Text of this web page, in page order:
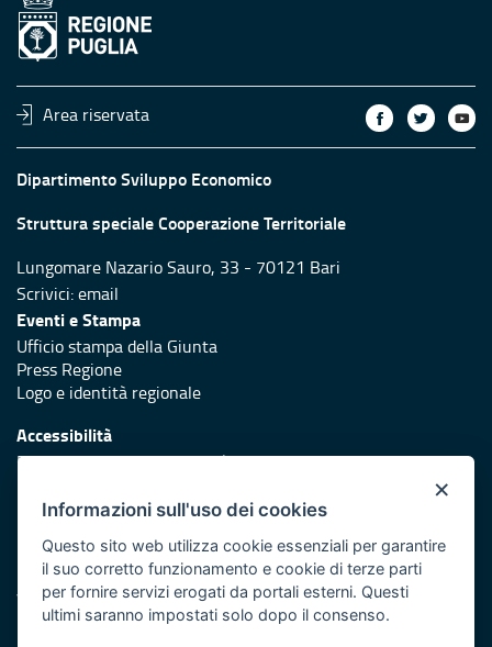
Area riservata
Dipartimento Sviluppo Economico
Struttura speciale Cooperazione Territoriale
Lungomare Nazario Sauro, 33 - 70121 Bari
Scrivici:email
Eventi e Stampa
Ufficio stampa della Giunta
Press Regione
Logo e identità regionale
Accessibilità
Dichiarazione di accessibilità
Redazione
Protezione civile
Vai al sito di Protezione Civile Puglia
×
Informazioni sull'uso dei cookies
Questo sito web utilizza cookie essenziali per garantire
il suo corretto funzionamento e cookie di terze parti
per fornire servizi erogati da portali esterni. Questi
ultimi saranno impostati solo dopo il consenso.